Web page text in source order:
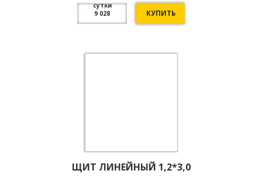
сутки
9 028 КУПИТЬ
ЩИТ ЛИНЕЙНЫЙ 1,2*3,0